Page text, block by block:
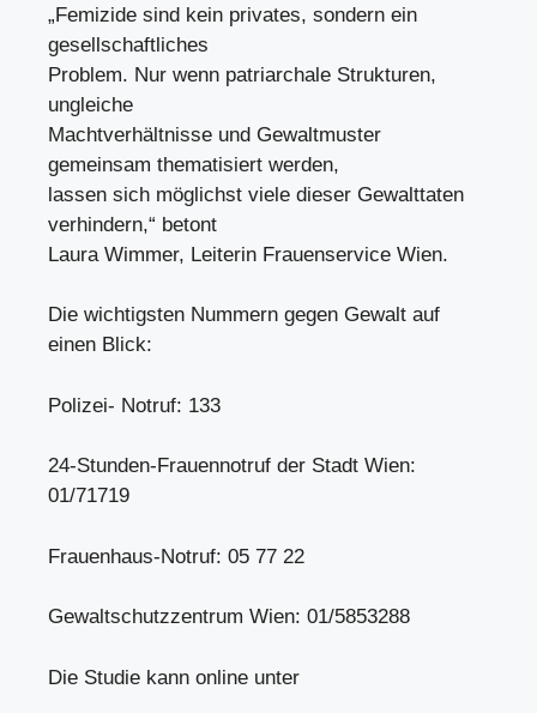
„Femizide sind kein privates, sondern ein
gesellschaftliches
Problem. Nur wenn patriarchale Strukturen,
ungleiche
Machtverhältnisse und Gewaltmuster
gemeinsam thematisiert werden,
lassen sich möglichst viele dieser Gewalttaten
verhindern,“ betont
Laura Wimmer, Leiterin Frauenservice Wien.
Die wichtigsten Nummern gegen Gewalt auf
einen Blick:
Polizei- Notruf: 133
24-Stunden-Frauennotruf der Stadt Wien:
01/71719
Frauenhaus-Notruf: 05 77 22
Gewaltschutzzentrum Wien: 01/5853288
Die Studie kann online unter